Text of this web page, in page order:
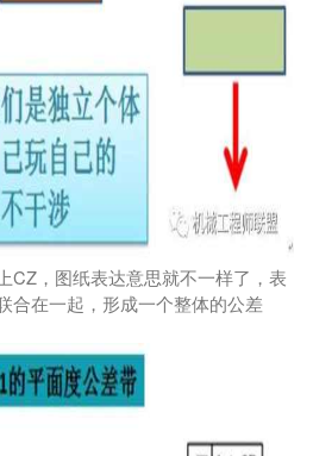
CZ，图纸表达意思就不一样了，表
合在一起，形成一个整体的公差